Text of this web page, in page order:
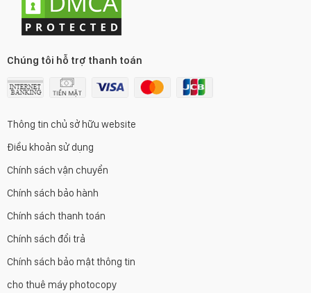
Chúng tôi hỗ trợ thanh toán
Thông tin chủ sở hữu website
Điều khoản sử dụng
Chính sách vận chuyển
Chính sách bảo hành
Chính sách thanh toán
Chính sách đổi trả
Chính sách bảo mật thông tin
cho thuê máy photocopy